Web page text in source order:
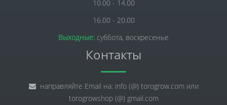
10.00 - 14.00
16.00 - 20.00
Выходные: суббота, воскресенье
Контакты
направляйте Email на: info (@) torogrow.com или
torogrowshop (@) gmail.com